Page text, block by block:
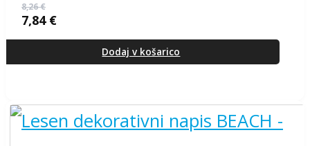
8,26€
cena
8,26 €.
7,84 €
cena
Dodaj v košarico